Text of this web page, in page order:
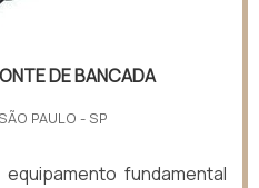
DE BANCADA
PAULO - SP
fundamental